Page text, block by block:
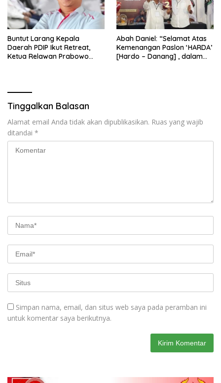
Buntut Larang Kepala
Daerah PDIP Ikut Retreat,
Ketua Relawan Prabowo
Abah Daniel: “Selamat Atas
Kemenangan Paslon ‘HARDA’
[Hardo – Danang] , dalam
Tinggalkan Balasan
Alamat email Anda tidak akan dipublikasikan. Ruas yang wajib
ditandai *
Simpan nama, email, dan situs web saya pada peramban ini
untuk komentar saya berikutnya.